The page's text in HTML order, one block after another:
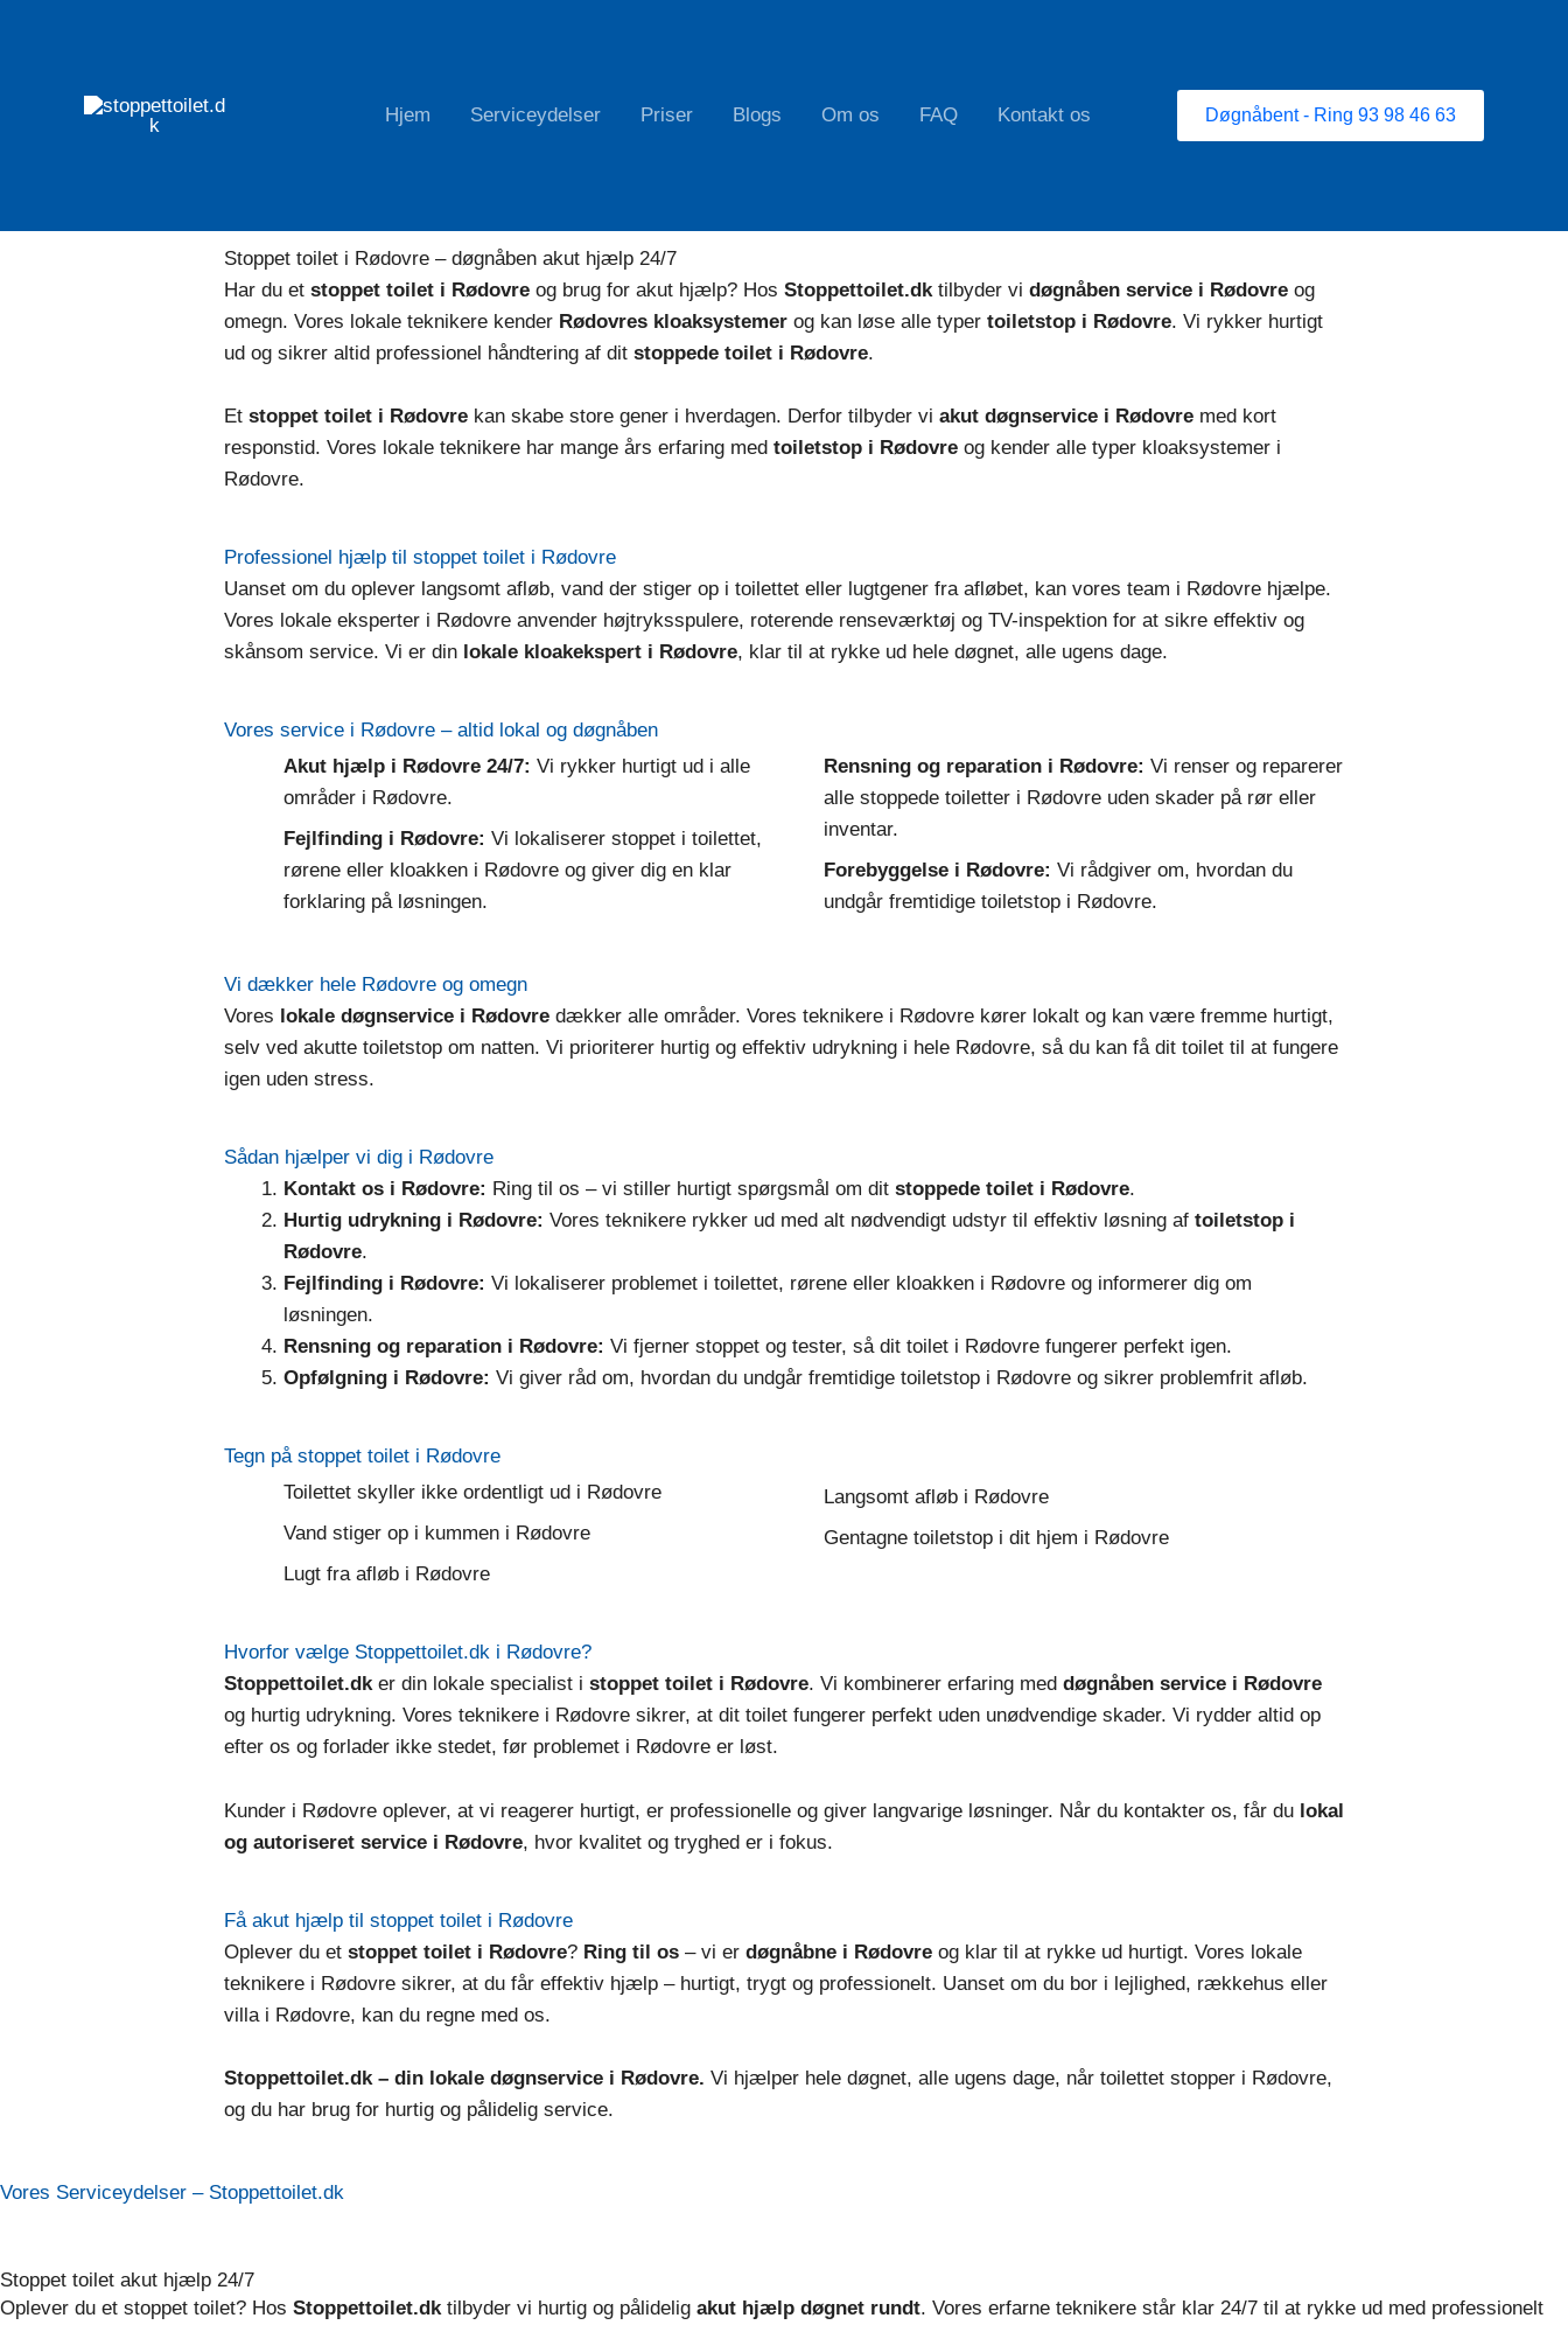
Hjem
Serviceydelser Priser Blogs Om os FAQ Kontakt os Døgnåbent - Ring 93 98 46 63
Stoppet toilet i Rødovre – døgnåben akut hjælp 24/7
Har du et stoppet toilet i Rødovre og brug for akut hjælp? Hos Stoppettoilet.dktilbyder vi døgnåben service i Rødovre og
omegn. Vores lokale teknikere kender Rødovres kloaksystemer og kan løse alle typer toiletstop i Rødovre. Vi rykker hurtigt
ud og sikrer altid professionel håndtering af dit stoppede toilet i Rødovre.
Et stoppet toilet i Rødovre kan skabe store gener i hverdagen. Derfor tilbyder vi akut døgnservice i Rødovre med kort
responstid. Vores lokale teknikere har mange års erfaring med toiletstop i Rødovre og kender alle typer kloaksystemer i
Rødovre.
Professionel hjælp til stoppet toilet i Rødovre
Uanset om du oplever langsomt afløb, vand der stiger op i toilettet eller lugtgener fra afløbet, kan vores team i Rødovre hjælpe.
Vores lokale eksperter i Rødovre anvender højtryksspulere, roterende renseværktøj og TV-inspektion for at sikre effektiv og
skånsom service. Vi er din lokale kloakekspert i Rødovre, klar til at rykke ud hele døgnet, alle ugens dage.
Vores service i Rødovre – altid lokal og døgnåben
Akut hjælp i Rødovre 24/7: Vi rykker hurtigt ud i alle
områder i Rødovre.
Fejlfinding i Rødovre: Vi lokaliserer stoppet i toilettet,
rørene eller kloakken i Rødovre og giver dig en klar
forklaring på løsningen.
Rensning og reparation i Rødovre: Vi renser og reparerer
alle stoppede toiletter i Rødovre uden skader på rør eller
inventar.
Forebyggelse i Rødovre: Vi rådgiver om, hvordan du
undgår fremtidige toiletstop i Rødovre.
Vi dækker hele Rødovre og omegn
Vores lokale døgnservice i Rødovre dækker alle områder. Vores teknikere i Rødovre kører lokalt og kan være fremme hurtigt,
selv ved akutte toiletstop om natten. Vi prioriterer hurtig og effektiv udrykning i hele Rødovre, så du kan få dit toilet til at fungere
igen uden stress.
Sådan hjælper vi dig i Rødovre
Kontakt os i Rødovre: Ring til os – vi stiller hurtigt spørgsmål om dit stoppede toilet i Rødovre.
Hurtig udrykning i Rødovre: Vores teknikere rykker ud med alt nødvendigt udstyr til effektiv løsning af toiletstop i
Rødovre.
Fejlfinding i Rødovre: Vi lokaliserer problemet i toilettet, rørene eller kloakken i Rødovre og informerer dig om
løsningen.
Rensning og reparation i Rødovre: Vi fjerner stoppet og tester, så dit toilet i Rødovre fungerer perfekt igen.
Opfølgning i Rødovre: Vi giver råd om, hvordan du undgår fremtidige toiletstop i Rødovre og sikrer problemfrit afløb.
Tegn på stoppet toilet i Rødovre
Toilettet skyller ikke ordentligt ud i Rødovre
Vand stiger op i kummen i Rødovre
Lugt fra afløb i Rødovre
Langsomt afløb i Rødovre
Gentagne toiletstop i dit hjem i Rødovre
Hvorfor vælge Stoppettoilet.dk i Rødovre?
Stoppettoilet.dker din lokale specialist i stoppet toilet i Rødovre. Vi kombinerer erfaring med døgnåben service i Rødovre
og hurtig udrykning. Vores teknikere i Rødovre sikrer, at dit toilet fungerer perfekt uden unødvendige skader. Vi rydder altid op
efter os og forlader ikke stedet, før problemet i Rødovre er løst.
Kunder i Rødovre oplever, at vi reagerer hurtigt, er professionelle og giver langvarige løsninger. Når du kontakter os, får du lokal
og autoriseret service i Rødovre, hvor kvalitet og tryghed er i fokus.
Få akut hjælp til stoppet toilet i Rødovre
Oplever du et stoppet toilet i Rødovre? Ring til os – vi er døgnåbne i Rødovre og klar til at rykke ud hurtigt. Vores lokale
teknikere i Rødovre sikrer, at du får effektiv hjælp – hurtigt, trygt og professionelt. Uanset om du bor i lejlighed, rækkehus eller
villa i Rødovre, kan du regne med os.
Stoppettoilet.dk – din lokale døgnservice i Rødovre. Vi hjælper hele døgnet, alle ugens dage, når toilettet stopper i Rødovre,
og du har brug for hurtig og pålidelig service.
Vores Serviceydelser – Stoppettoilet.dk​
Stoppet toilet akut hjælp 24/7​​
Oplever du et stoppet toilet? Hos Stoppettoilet.dktilbyder vi hurtig og pålidelig akut hjælp døgnet rundt. Vores erfarne teknikere står klar 24/7 til at rykke ud med professionelt